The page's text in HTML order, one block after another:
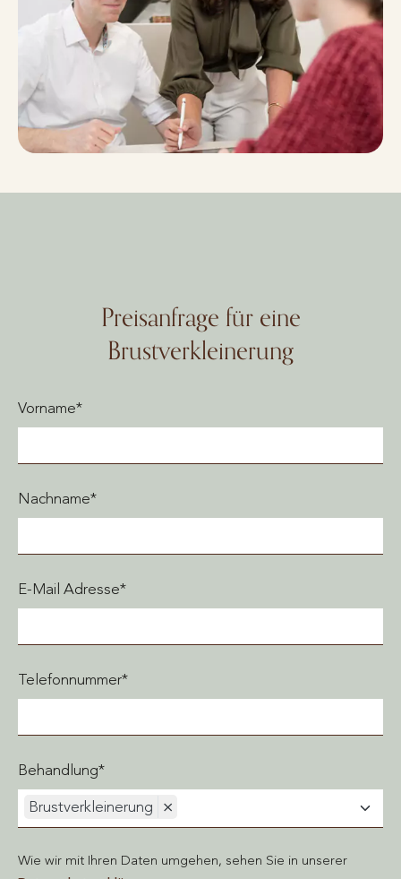
Preisanfrage für eine
Brustverkleinerung
Vorname*
Nachname*
E-Mail Adresse*
Telefonnummer*
Behandlung*
Brustverkleinerung ×
Wie wir mit Ihren Daten umgehen, sehen Sie in unserer